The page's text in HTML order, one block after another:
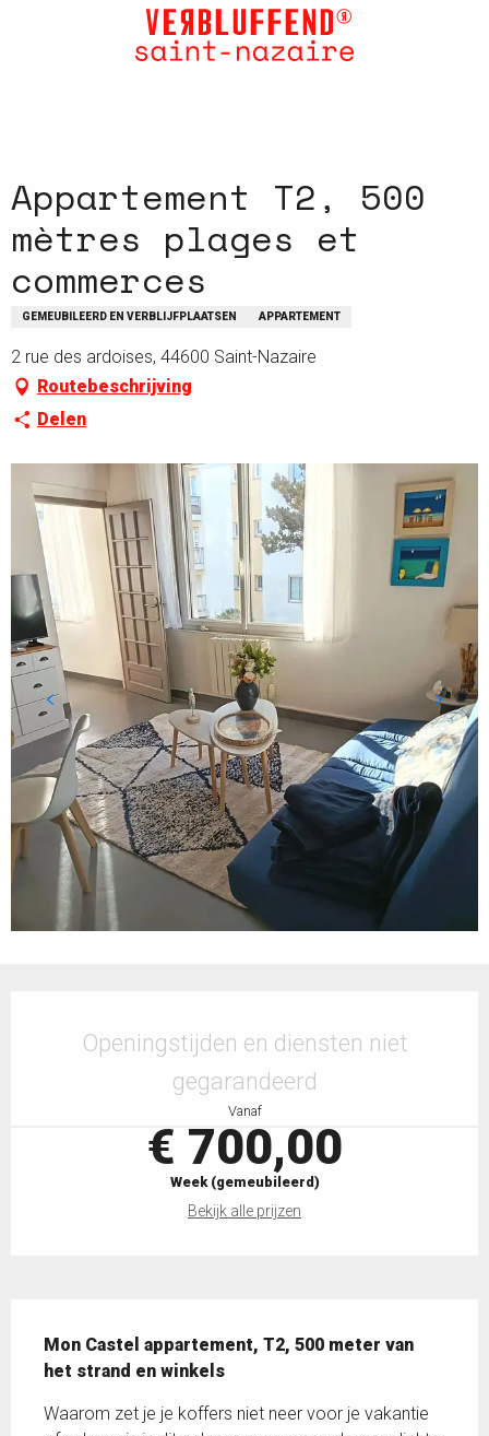
Appartement T2, 500
mètres plages et
commerces
GEMEUBILEERD EN VERBLIJFPLAATSEN APPARTEMENT
2 rue des ardoises, 44600 Saint-Nazaire
Routebeschrijving
Delen
Openingstijden en diensten niet
gegarandeerd
Vanaf
€ 700,00
Week (gemeubileerd)
Bekijk alle prijzen
Mon Castel appartement, T2, 500 meter van
het strand en winkels
Waarom zet je je koffers niet neer voor je vakantie